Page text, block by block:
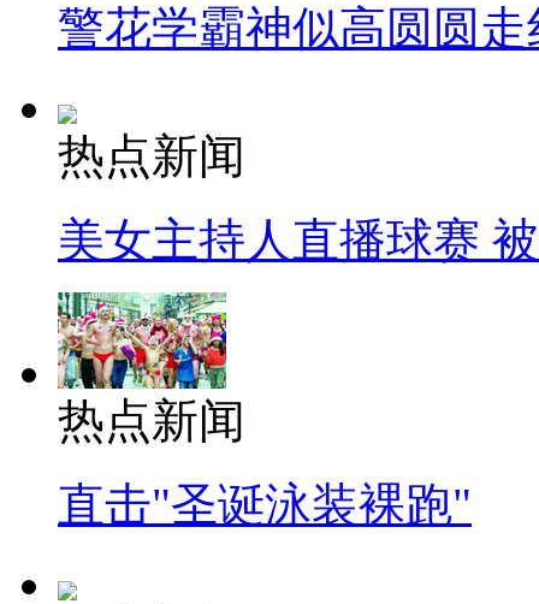
警花学霸神似高圆圆走
热点新闻
美女主持人直播球赛
热点新闻
直击"圣诞泳装裸跑"